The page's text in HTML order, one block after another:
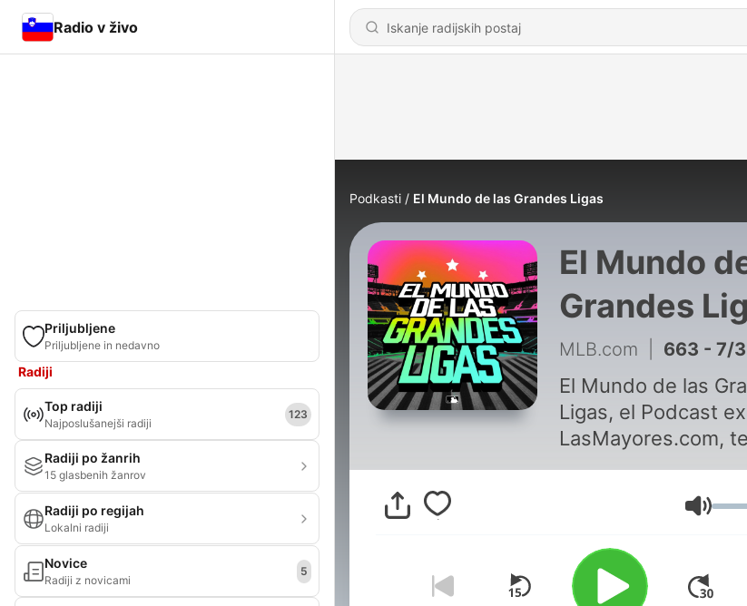
Radio v živo
Priljubljene
Priljubljene in nedavno
Radiji
Top radiji
Najposlušanejši radiji
123
Radiji po žanrih
15 glasbenih žanrov
Radiji po regijah
Lokalni radiji
Novice
Radiji z novicami
5
Podkasti El Mundo de las Grandes Ligas
El Mundo
Grandes
MLB.com 663 - 7/31/26: El Mundo de
El Mundo de las
Ligas, el Podcast
LasMayores.com,
reportajes
de tu equipos
entrevistas con
coaches y managers.